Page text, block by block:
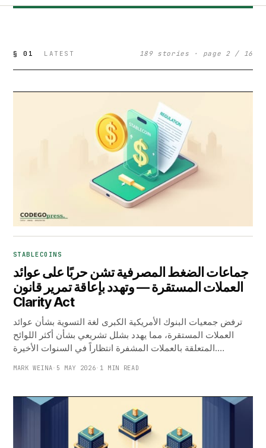
§ 01 LATEST 189 stories · page 2 / 16
STABLECOINS
جماعات الضغط المصرفية تشن حربًا على عوائد
العملات المستقرة — وتهدد بإعاقة تمرير قانون
Clarity Act
ترفض جمعيات البنوك الأمريكية الكبرى لغة التسوية بشأن عوائد
العملات المستقرة، مما يهدد بشلل تشريعي بشأن أكثر اللوائح
المتعلقة بالعملات المشفرة انتظاراً في السنوات الأخيرة.…
MARK WEINA· 5 MAY 2026· 1 MIN READ